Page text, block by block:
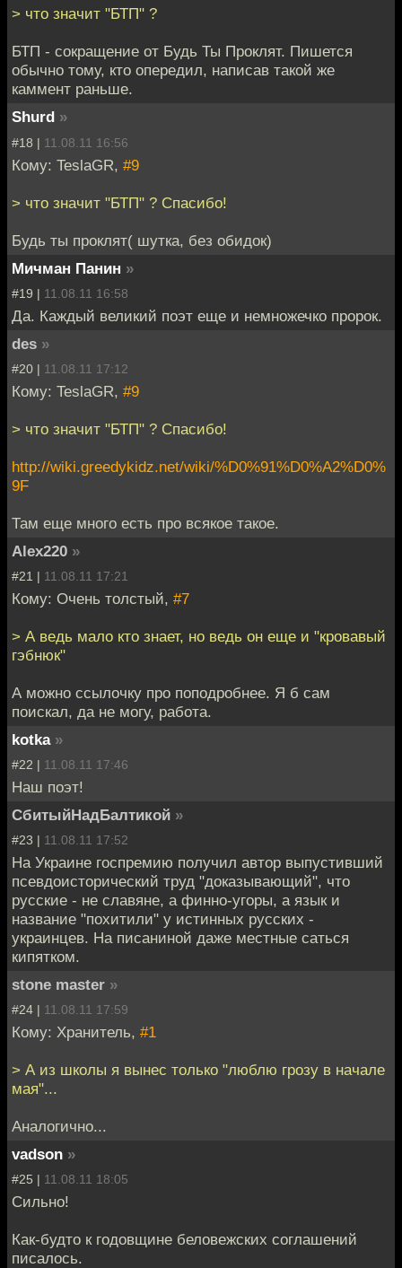
> что значит "БТП" ?
БТП - сокращение от Будь Ты Проклят. Пишется
обычно тому, кто опередил, написав такой же
каммент раньше.
Shurd »
#18 | 11.08.11 16:56
Кому: TeslaGR, #9
> что значит "БТП" ? Спасибо!
Будь ты проклят( шутка, без обидок)
Мичман Панин »
#19 | 11.08.11 16:58
Да. Каждый великий поэт еще и немножечко пророк.
des »
#20 | 11.08.11 17:12
Кому: TeslaGR, #9
> что значит "БТП" ? Спасибо!
http://wiki.greedykidz.net/wiki/%D0%91%D0%A2%D0%
9F
Там еще много есть про всякое такое.
Alex220 »
#21 | 11.08.11 17:21
Кому: Очень толстый, #7
> А ведь мало кто знает, но ведь он еще и "кровавый
гэбнюк"
А можно ссылочку про поподробнее. Я б сам
поискал, да не могу, работа.
kotka »
#22 | 11.08.11 17:46
Наш поэт!
СбитыйНадБалтикой »
#23 | 11.08.11 17:52
На Украине госпремию получил автор выпустивший
псевдоисторический труд "доказывающий", что
русские - не славяне, а финно-угоры, а язык и
название "похитили" у истинных русских -
украинцев. На писаниной даже местные саться
кипятком.
stone master »
#24 | 11.08.11 17:59
Кому: Хранитель, #1
> А из школы я вынес только "люблю грозу в начале
мая"...
Аналогично...
vadson »
#25 | 11.08.11 18:05
Сильно!
Как-будто к годовщине беловежских соглашений
писалось.